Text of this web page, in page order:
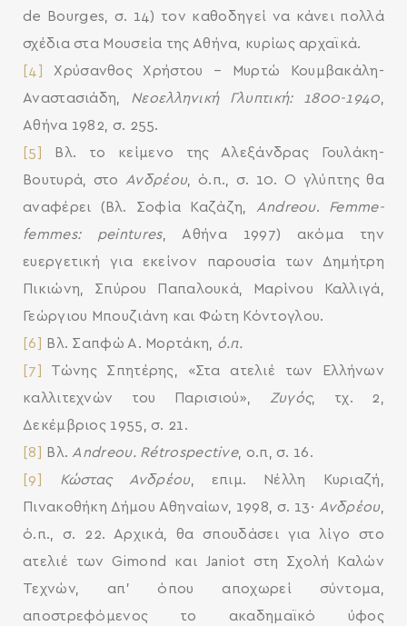
de Bourges, σ. 14) τον καθοδηγεί να κάνει πολλά
σχέδια στα Μουσεία της Αθήνα, κυρίως αρχαϊκά.
[4]
Χρύσανθος Χρήστου – Μυρτώ Κουμβακάλη-
Αναστασιάδη,
Νεοελληνική Γλυπτική: 1800-1940
Αθήνα 1982, σ. 255.
[5]
Βλ. το κείμενο της Αλεξάνδρας Γουλάκη-
Βουτυρά, στο Ανδρέου , ό.π., σ. 10. Ο γλύπτης θα
αναφέρει (Βλ. Σοφία Καζάζη, Andreou.
Femme-
femmes: peintures, Αθήνα 1997) ακόμα την
ευεργετική για εκείνον παρουσία των Δημήτρη
Πικιώνη, Σπύρου Παπαλουκά, Μαρίνου Καλλιγά,
Γεώργιου Μπουζιάνη και Φώτη Κόντογλου.
[6]
Βλ. Σαπφώ Α. Μορτάκη, ό.π.
[7]
Τώνης Σπητέρης, «Στα ατελιέ των Ελλήνων
καλλιτεχνών του Παρισιού», Ζυγός, τχ. 2,
Δεκέμβριος 1955, σ. 21.
[8]
Βλ. Andreou. Rétrospective, ο.π, σ. 16.
[9]
Κώστας Ανδρέου , επιμ. Νέλλη Κυριαζή,
Πινακοθήκη Δήμου Αθηναίων, 1998, σ. 13∙ Ανδρέου
ό.π., σ. 22. Αρχικά, θα σπουδάσει για λίγο στο
ατελιέ των Gimond και Janiot στη Σχολή Καλών
Τεχνών, απ’ όπου αποχωρεί σύντομα,
αποστρεφόμενος το ακαδημαϊκό ύφος